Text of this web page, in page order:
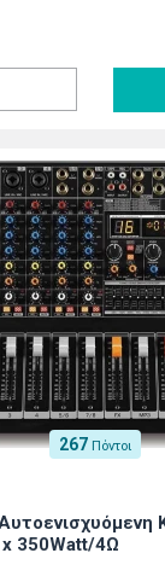
267 Πόντοι
x 350Watt/4Ω